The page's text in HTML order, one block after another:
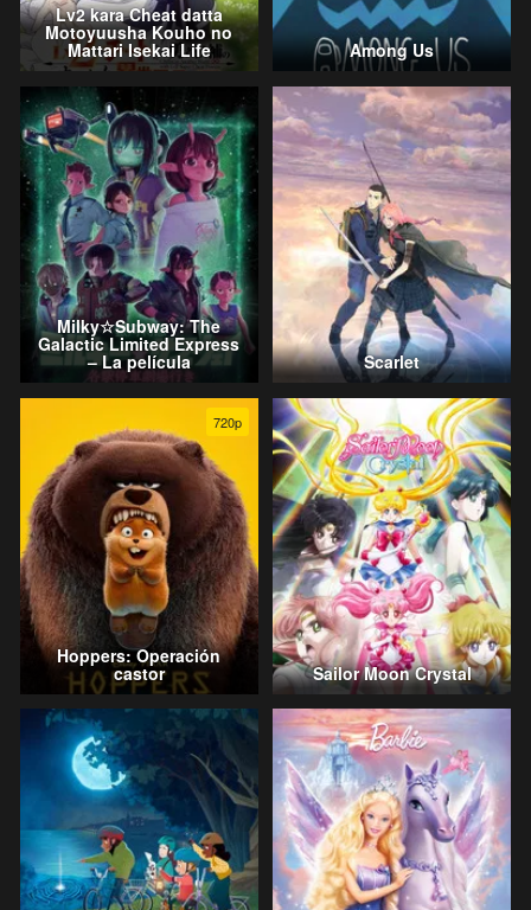
Lv2 kara Cheat datta
Motoyuusha Kouho no
Mattari Isekai Life Among Us
Milky☆Subway: The
Galactic Limited Express
– La película Scarlet
720p
Hoppers: Operación
castor Sailor Moon Crystal